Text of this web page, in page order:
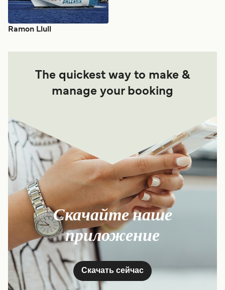
Ramon Llull
The quickest way to make &
manage your booking
Скачайте наше
приложение
Скачать сейчас